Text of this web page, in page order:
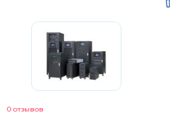
0 отзывов